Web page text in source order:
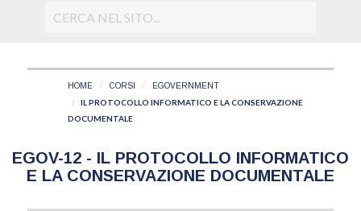
HOME CORSI EGOVERNMENT
IL PROTOCOLLO INFORMATICO E LA CONSERVAZIONE
DOCUMENTALE
EGOV-12 - IL PROTOCOLLO INFORMATICO
E LA CONSERVAZIONE DOCUMENTALE